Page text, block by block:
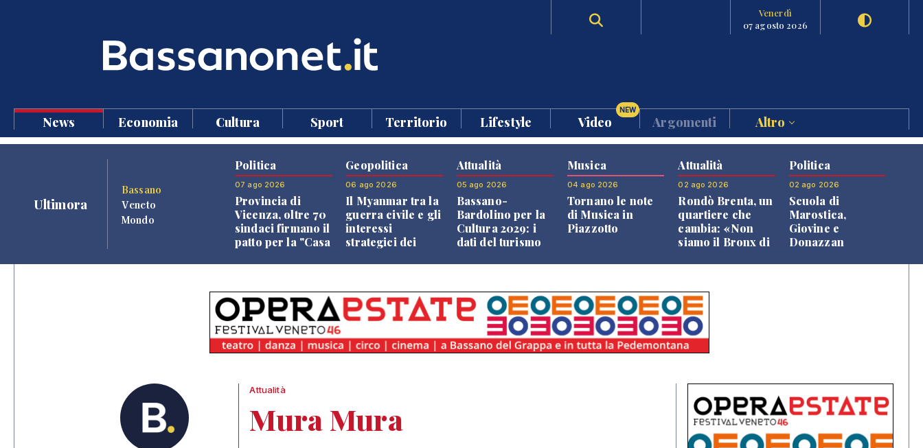
Venerdì
07 agosto 2026
News Economia Cultura Sport Territorio Lifestyle Video
NEW
Argomenti Altro
Ultimora
Bassano
Veneto
Mondo
Politica
07 ago 2026
Provincia di
Vicenza, oltre 70
sindaci firmano il
patto per la "Casa
Geopolitica
06 ago 2026
Il Myanmar tra la
guerra civile e gli
interessi
strategici dei
Attualità
05 ago 2026
Bassano-
Bardolino per la
Cultura 2029: i
dati del turismo
Musica
04 ago 2026
Tornano le note
di Musica in
Piazzotto
Attualità
02 ago 2026
Rondò Brenta, un
quartiere che
cambia: «Non
siamo il Bronx di
Politica
02 ago 2026
Scuola di
Marostica,
Giovine e
Donazzan
Attualità
Mura Mura